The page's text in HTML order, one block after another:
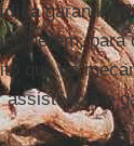
garantirá
para
que os
e